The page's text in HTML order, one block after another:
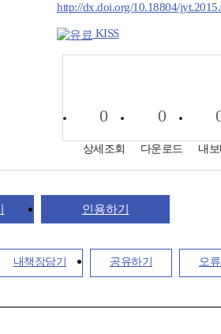
http://dx.doi.org/10.18804/
KISS
0
상세조회
0
다운로드 내
인용하기
내책장담기 공유하기 오